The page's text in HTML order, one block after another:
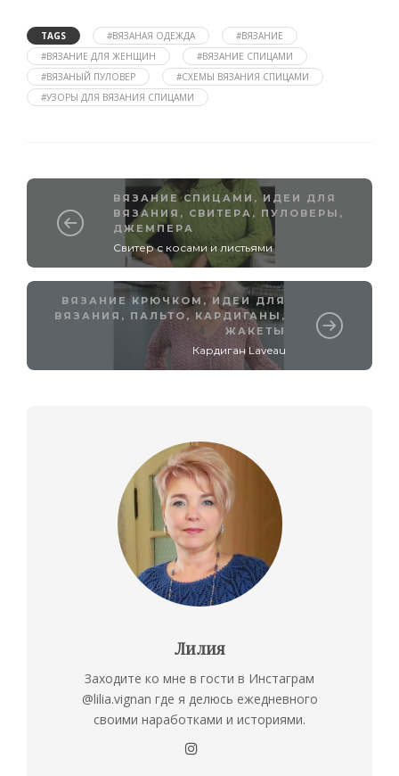
TAGS #ВЯЗАНАЯ ОДЕЖДА
#ВЯЗАНИЕ
#ВЯЗАНИЕ ДЛЯ ЖЕНЩИН
#ВЯЗАНИЕ СПИЦАМИ
#ВЯЗАНЫЙ ПУЛОВЕР
#СХЕМЫ ВЯЗАНИЯ СПИЦАМИ
#УЗОРЫ ДЛЯ ВЯЗАНИЯ СПИЦАМИ
ВЯЗАНИЕ СПИЦАМИ ,ИДЕИ ДЛЯ
ВЯЗАНИЯ , СВИТЕРА, ПУЛОВЕРЫ,
ДЖЕМПЕРА
Свитер с косами и листьями
ВЯЗАНИЕ КРЮЧКОМ , ИДЕИ ДЛЯ
ВЯЗАНИЯ , ПАЛЬТО, КАРДИГАНЫ,
ЖАКЕТЫ
Кардиган Laveau
Лилия
Заходите ко мне в гости в Инстаграм
@lilia.vignan где я делюсь ежедневного
своими наработками и историями.